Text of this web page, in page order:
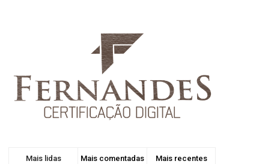
Mais lidas Mais comentadas Mais recentes